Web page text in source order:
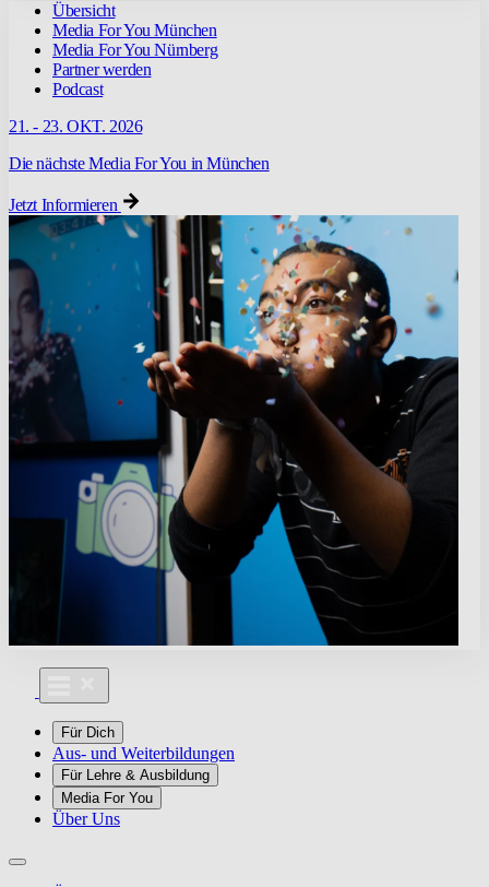
Übersicht
Media For You München
Media For You Nürnberg
Partner werden
Podcast
21. - 23. OKT. 2026
Die nächste Media For You in München
Jetzt Informieren
Für Dich
Aus- und Weiterbildungen
Für Lehre & Ausbildung
Media For You
Über Uns